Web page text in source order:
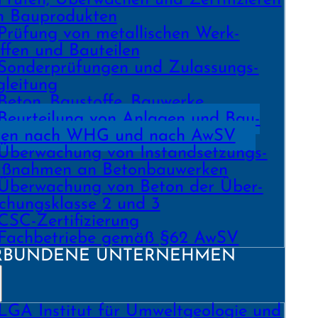
Bauprodukten
von metallischen Werk­
und Bau­teilen
und Zulassungs­
Bau­stoffe. Bau­werke.
von Anlagen und Bau­
nach WHG und nach AwSV
von Instand­setzungs­
an Beton­bau­werken
von Beton der Über­
2 und 3
Zertifizierung
gemäß §62 AwSV
UNTERNEHMEN
Institut für Umweltgeologie und